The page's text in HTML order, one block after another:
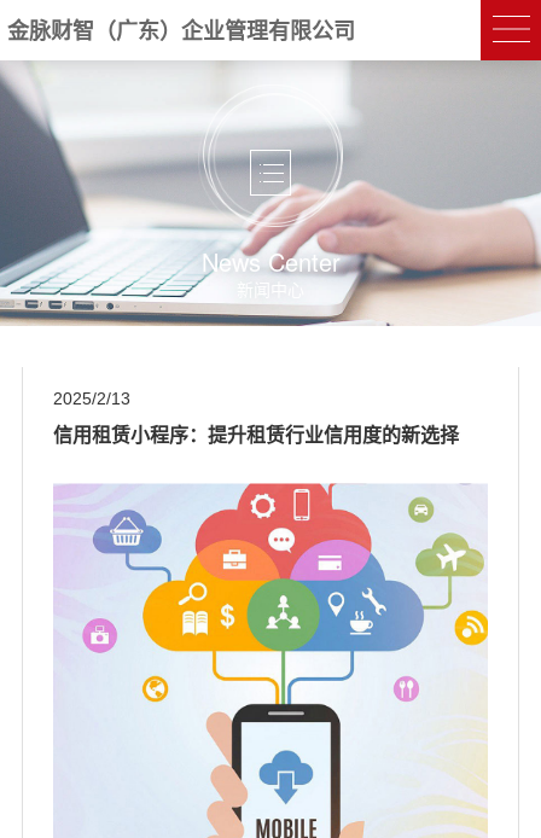
金脉财智（广东）企业管理有限公司
News Center
新闻中心
2025/2/13
信用租赁小程序：提升租赁行业信用度的新选择